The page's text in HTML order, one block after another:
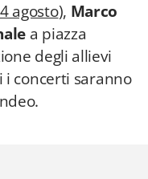
agosto), Marco
a piazza
degli allievi
i concerti saranno